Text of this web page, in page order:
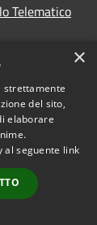
Telematico
• Comune di
Powered by
•
Accesso
×
strettamente
del sito,
elaborare
al seguente link